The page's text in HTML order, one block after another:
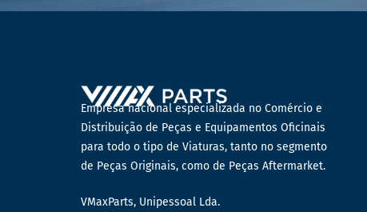
Empresa nacional especializada no Comércio e
Distribuição de Peças e Equipamentos Oficinais
para todo o tipo de Viaturas, tanto no segmento
de Peças Originais, como de Peças Aftermarket.
VMaxParts, Unipessoal Lda.